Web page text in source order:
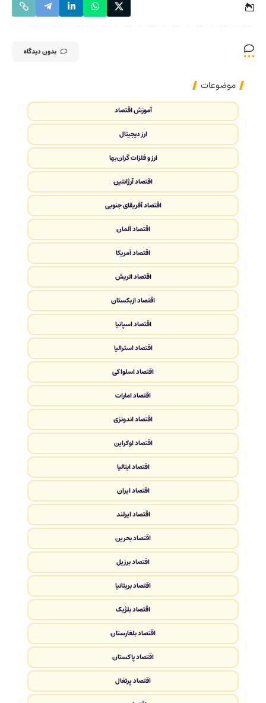
بدون دیدگاه
موضوعات
آموزش اقتصاد
ارز دیجیتال
ارز و فلزات گران‌بها
اقتصاد آرژانتین
اقتصاد آفریقای جنوبی
اقتصاد آلمان
اقتصاد آمریکا
اقتصاد اتریش
اقتصاد ازبکستان
اقتصاد اسپانیا
اقتصاد استرالیا
اقتصاد اسلواکی
اقتصاد امارات
اقتصاد اندونزی
اقتصاد اوکراین
اقتصاد ایتالیا
اقتصاد ایران
اقتصاد ایرلند
اقتصاد بحرین
اقتصاد برزیل
اقتصاد بریتانیا
اقتصاد بلژیک
اقتصاد بلغارستان
اقتصاد پاکستان
اقتصاد پرتغال